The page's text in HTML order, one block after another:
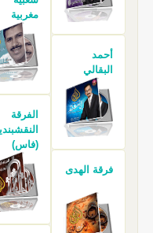
أحمد
البقالي
فرقة الهدى
مغربية
الفرقة
(فاس)